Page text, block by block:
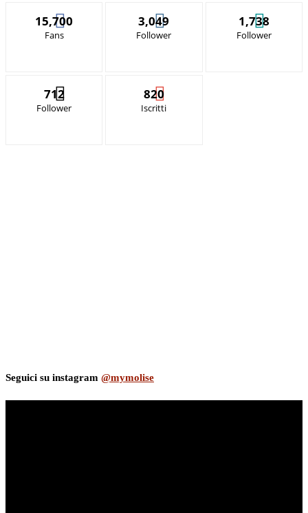
15,700
Fans
3,049
Follower
1,738
Follower
712
Follower
820
Iscritti
Seguici su instagram @mymolise